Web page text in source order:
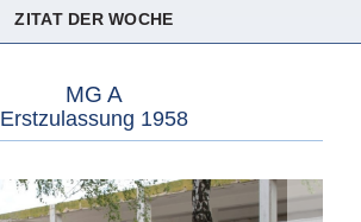
ZITAT DER WOCHE
MG A
Erstzulassung 1958